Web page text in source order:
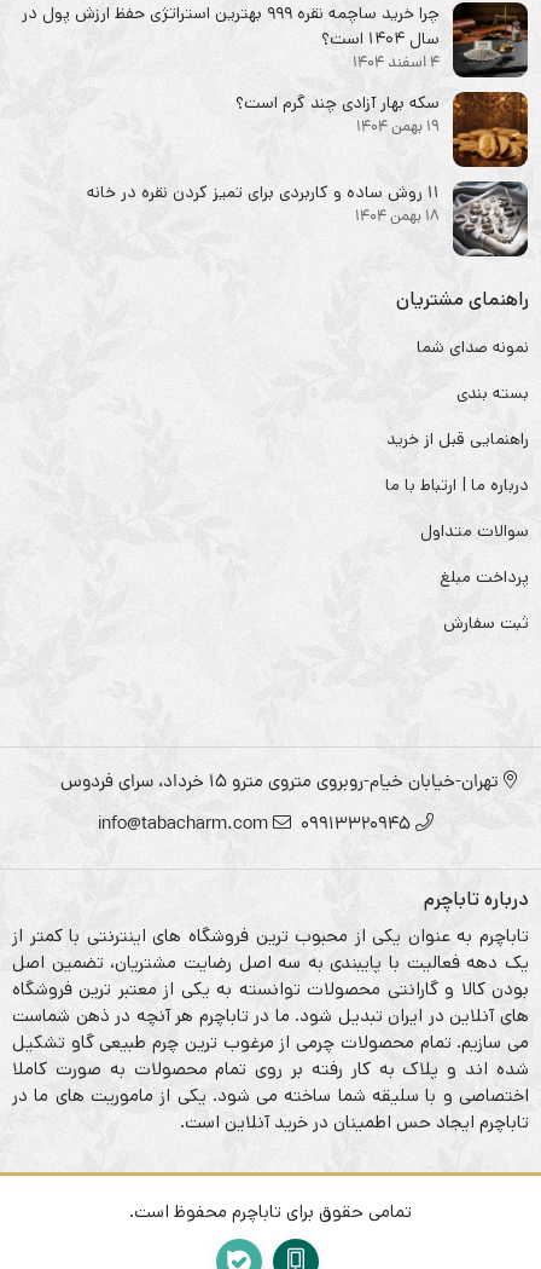
چرا خرید ساچمه نقره ۹۹۹ بهترین استراتژی حفظ ارزش پول در
سال ۱۴۰۴ است؟
4 اسفند 1404
سکه‌ بهار آزادی چند گرم است؟
19 بهمن 1404
۱۱ روش ساده و کاربردی برای تمیز کردن نقره در خانه
18 بهمن 1404
راهنمای مشتریان
نمونه صدای شما
بسته بندی
راهنمایی قبل از خرید
درباره ما | ارتباط با ما
سوالات متداول
پرداخت مبلغ
ثبت سفارش
تهران-خیابان خیام-روبروی متروی مترو ۱۵ خرداد، سرای فردوس
09913320945
info@tabacharm.com
درباره تاباچرم
تاباچرم به عنوان یکی از محبوب ترین فروشگاه های اینترنتی با کمتر از
یک دهه فعالیت با پایبندی به سه اصل رضایت مشتریان، تضمین اصل
بودن کالا و گارانتی محصولات توانسته به یکی از معتبر ترین فروشگاه
های آنلاین در ایران تبدیل شود. ما در تاباچرم هر آنچه در ذهن شماست
می سازیم. تمام محصولات چرمی از مرغوب ترین چرم طبیعی گاو تشکیل
شده اند و پلاک به کار رفته بر روی تمام محصولات به صورت کاملا
اختصاصی و با سلیقه شما ساخته می شود. یکی از ماموریت های ما در
تاباچرم ایجاد حس اطمینان در خرید آنلاین است.
تمامی حقوق برای تاباچرم محفوظ است.